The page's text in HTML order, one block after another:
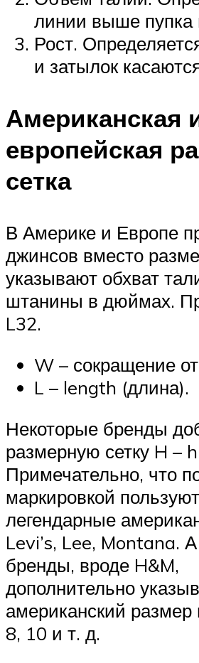
линии выше пупка
Рост.
и затылок
Американская
европейская
сетка
В Америке и Европе
джинсов вместо
указывают обхват
штанины в дюймах.
L32.
W – сокращение
L – length (длина).
Некоторые бренды
размерную сетку H –
Примечательно, что
маркировкой
легендарные
Levi’s, Lee, Montana.
бренды, вроде H&M,
дополнительно
американский
8, 10 и т. д.